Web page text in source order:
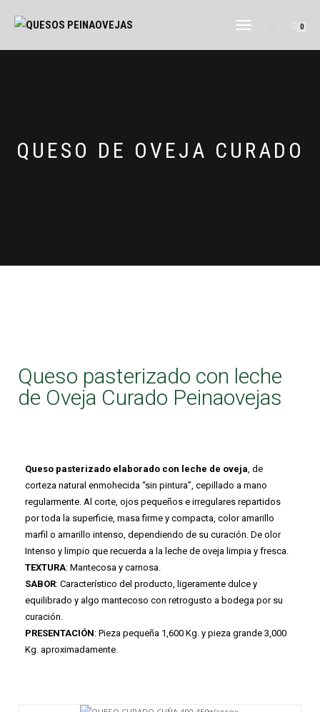
CAMBIAR
NAVEGACIÓN
0
QUESO DE OVEJA CURADO
Queso pasterizado con leche
de Oveja Curado Peinaovejas
Queso pasterizado elaborado con leche de oveja, de
corteza natural enmohecida “sin pintura”, cepillado a mano
regularmente. Al corte, ojos pequeños e irregulares repartidos
por toda la superficie, masa firme y compacta, color amarillo
marfil o amarillo intenso, dependiendo de su curación. De olor
Intenso y limpio que recuerda a la leche de oveja limpia y fresca.
TEXTURA: Mantecosa y carnosa.
SABOR: Característico del producto, ligeramente dulce y
equilibrado y algo mantecoso con retrogusto a bodega por su
curación.
PRESENTACIÓN: Pieza pequeña 1,600 Kg. y pieza grande 3,000
Kg. aproximadamente.